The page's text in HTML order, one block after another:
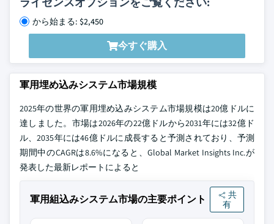
から始まる: $2,450
今すぐ購入
軍用埋め込みシステム市場規模
2025年の世界の軍用埋め込みシステム市場規模は20億ドルに
達しました。市場は2026年の22億ドルから2031年には32億ド
ル、2035年には46億ドルに成長すると予測されており、予測
期間中のCAGRは8.6%になると、Global Market Insights Inc.が
発表した最新レポートによると
軍用組込みシステム市場の主要ポイント
共
有